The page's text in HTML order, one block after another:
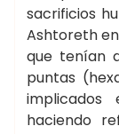
sacrificios
Ashtoreth en
que tenían
puntas
implicados
haciendo